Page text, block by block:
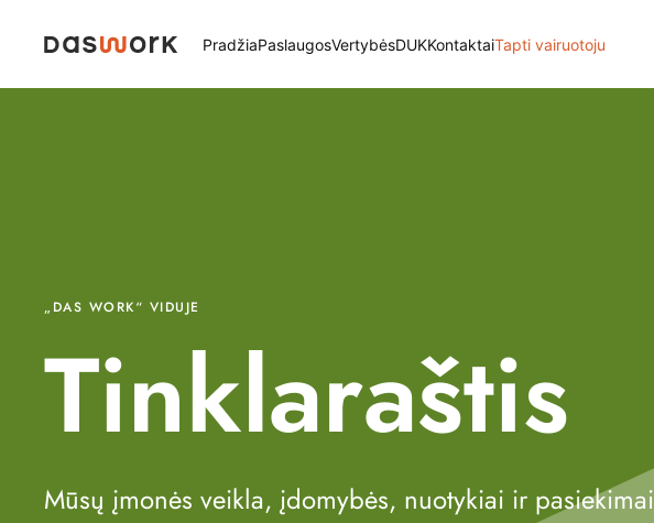
PradžiaPaslaugosVertybėsDUKKontaktaiTapti vairuotoju
„DAS WORK“ VIDUJE
Tinklaraštis
Mūsų įmonės veikla, įdomybės, nuotykiai ir pasiekimai